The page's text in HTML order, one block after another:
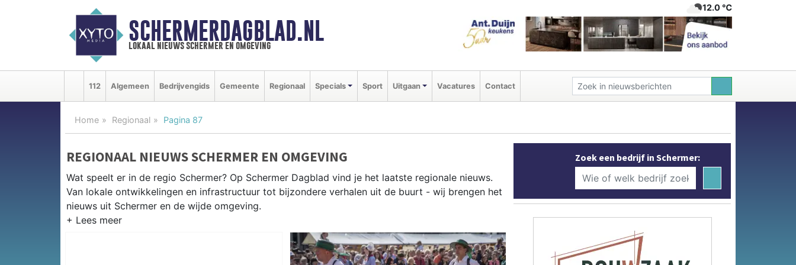
SCHERMERDAGBLAD.NL
lokaal nieuws schermer en omgeving
12.0 ℃
112 Algemeen Bedrijvengids Gemeente Regionaal Specials Sport Uitgaan Vacatures Contact
Home Regionaal Pagina 87
REGIONAAL NIEUWS SCHERMER EN OMGEVING
Wat speelt er in de regio Schermer? Op Schermer Dagblad vind je het laatste regionale nieuws.
Van lokale ontwikkelingen en infrastructuur tot bijzondere verhalen uit de buurt - wij brengen het
nieuws uit Schermer en de wijde omgeving.
Naast de Schermer volgen wij ook het nieuws uit Alkmaar, Heiloo, Langedijk en andere
Zoek een bedrijf in Schermer: